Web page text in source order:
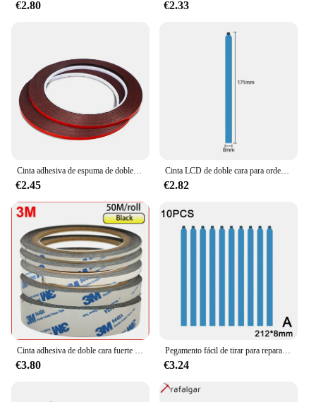
€2.80 €2.33
Cinta adhesiva de espuma de doble cara para reparación de teléfono móvil, cinta adhesiva de 3mm para pantalla LCD sin marco, sin bordes, pantalla curva, sellado
€2.45
Cinta LCD de doble cara para ordenador portátil, pegamento de fácil extracción, montaje de pantalla, adhesivo para reparación de teléfonos móviles, grueso, 0,3mm
€2.82
€3.80
Pegamento fácil de tirar para reparación de pantalla de ordenador portátil, montaje de pantalla LCD, reacondicionamiento, adhesivo de doble cara
€3.24